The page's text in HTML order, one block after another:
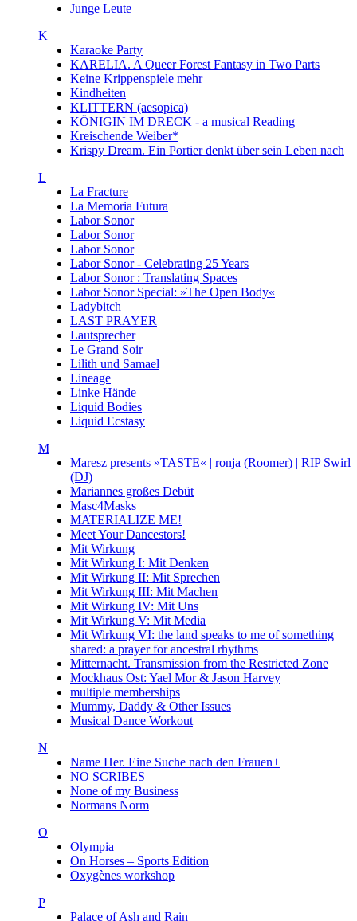
Junge Leute
K
Karaoke Party
KARELIA. A Queer Forest Fantasy in Two Parts
Keine Krippenspiele mehr
Kindheiten
KLITTERN (aesopica)
KÖNIGIN IM DRECK - a musical Reading
Kreischende Weiber*
Krispy Dream. Ein Portier denkt über sein Leben nach
L
La Fracture
La Memoria Futura
Labor Sonor
Labor Sonor
Labor Sonor
Labor Sonor - Celebrating 25 Years
Labor Sonor : Translating Spaces
Labor Sonor Special: »The Open Body«
Ladybitch
LAST PRAYER
Lautsprecher
Le Grand Soir
Lilith und Samael
Lineage
Linke Hände
Liquid Bodies
Liquid Ecstasy
M
Maresz presents »TASTE« | ronja (Roomer) | RIP Swirl
(DJ)
Mariannes großes Debüt
Masc4Masks
MATERIALIZE ME!
Meet Your Dancestors!
Mit Wirkung
Mit Wirkung I: Mit Denken
Mit Wirkung II: Mit Sprechen
Mit Wirkung III: Mit Machen
Mit Wirkung IV: Mit Uns
Mit Wirkung V: Mit Media
Mit Wirkung VI: the land speaks to me of something
shared: a prayer for ancestral rhythms
Mitternacht. Transmission from the Restricted Zone
Mockhaus Ost: Yael Mor & Jason Harvey
multiple memberships
Mummy, Daddy & Other Issues
Musical Dance Workout
N
Name Her. Eine Suche nach den Frauen+
NO SCRIBES
None of my Business
Normans Norm
O
Olympia
On Horses – Sports Edition
Oxygènes workshop
P
Palace of Ash and Rain